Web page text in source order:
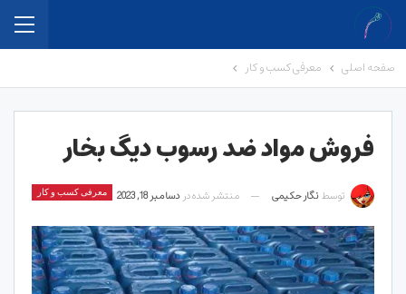
صفحه اصلی معرفی کسب و کار
فروش مواد ضد رسوب دیگ بخار
معرفی کسب و کار توسط نگار حکیمی منتشر شده در دسامبر 18, 2023